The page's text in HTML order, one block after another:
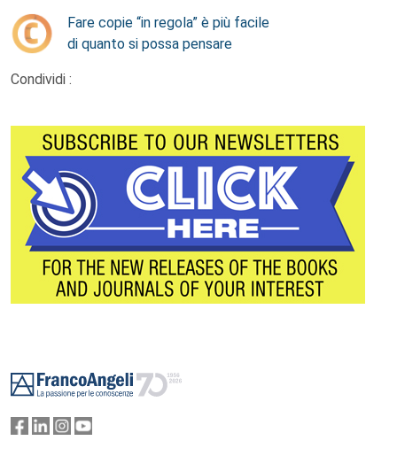
Fare copie “in regola” è più facile
di quanto si possa pensare
Condividi :